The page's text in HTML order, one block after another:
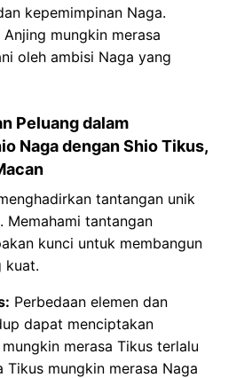
kepemimpinan Naga.
Anjing mungkin merasa
oleh ambisi Naga yang
Peluang dalam
Naga dengan Shio Tikus,
tantangan unik
Memahami tantangan
kunci untuk membangun
kuat.
Perbedaan elemen dan
dapat menciptakan
merasa Tikus terlalu
Tikus mungkin merasa Naga